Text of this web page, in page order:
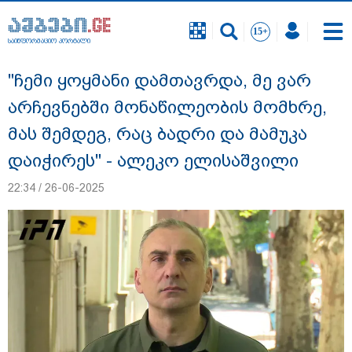
საინფორმაციო პორტალი
"ნატა ვიბლიანის საქმეზე საზოგადოება
უახლოეს დღეებში გაიგებს სიახლეს,
დაიდება პირველი მნიშვნელოვანი
შედეგი და ოფიციალურად ცნობენ
საინფორმაციო პორტალი
"ჩემი ყოყმანი დამთავრდა, მე ვარ
არჩევნებში მონაწილეობის მომხრე,
მას შემდეგ, რაც ბადრი და მამუკა
დაიჭირეს" - ალეკო ელისაშვილი
22:34 / 26-06-2025